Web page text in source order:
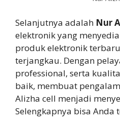
Selanjutnya adalah Nur
elektronik yang
produk elektronik
terjangkau. Dengan
professional, serta
baik, membuat
Alizha cell menjadi
Selengkapnya bisa Anda